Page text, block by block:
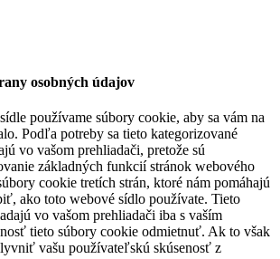
osobných údajov
používame súbory cookie, aby sa vám na
Podľa potreby sa tieto kategorizované
vo vašom prehliadači, pretože sú
základných funkcií stránok webového
cookie tretích strán, ktoré nám pomáhajú
ako toto webové sídlo používate. Tieto
vo vašom prehliadači iba s vaším
tieto súbory cookie odmietnuť. Ak to však
vašu používateľskú skúsenosť z